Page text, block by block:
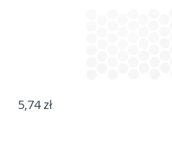
5,74 zł